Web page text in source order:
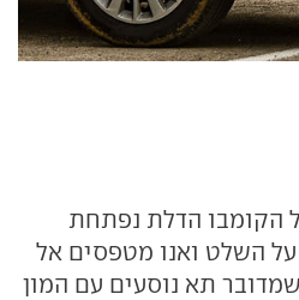
הקומבו הדלת נפתחת
השלט ואנו מטפסים אל
תא נוסעים עם המון